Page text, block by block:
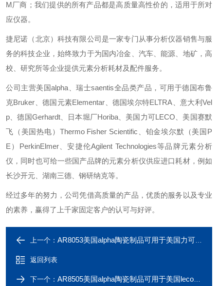
M厂商；我们提供的所有产品都是高质量高性价的，适用于所对
应仪器。
捷尼诺（北京）科技有限公司是一家专门从事分析仪器销售与服
务的科技企业，始终致力于为国内冶金、汽车、能源、地矿，高
校、研究所等企业提供元素分析耗材及配件服务。
公司主营美国alpha、瑞士saentis全品类产品，可用于德国布鲁
克Bruker、德国元素Elementar、德国埃尔特ELTRA、意大利Vel
p、德国Gerhardt、日本堀厂Horiba、美国力可LECO、美国赛默
飞（美国热电）Thermo Fisher Scientific、铂金埃尔默（美国P
E）PerkinElmer、安捷伦Agilent Technologies等品牌元素分析
仪，同时也可给一些国产品牌的元素分析仪供应进口耗材，例如
长沙开元、湖南三德、钢研纳克等。
经过多年的努力，公司凭借高质量的产品，优质的服务以及专业
的素养，赢得了上千家固定客户的认可与好评。
上一个： AR8053美国alpha陶瓷制品可用于美国力可leco瓷舟
返回列表
下一个： AR8505美国alpha陶瓷制品可用于美国leco内燃烧管